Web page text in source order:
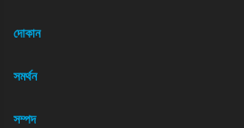
দোকান
সমর্থন
সম্পদ